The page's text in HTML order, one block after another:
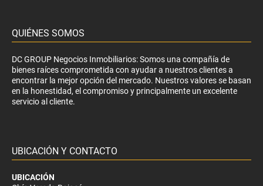
QUIÉNES SOMOS
DC GROUP Negocios Inmobiliarios: Somos una compañía de
bienes raíces comprometida con ayudar a nuestros clientes a
encontrar la mejor opción del mercado. Nuestros valores se basan
en la honestidad, el compromiso y principalmente un excelente
servicio al cliente.
UBICACIÓN Y CONTACTO
UBICACIÓN